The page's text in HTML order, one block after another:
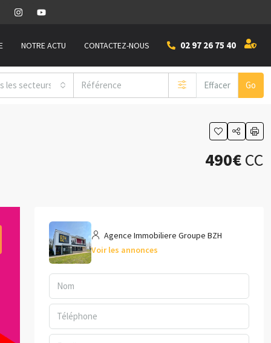
NOTRE ACTU CONTACTEZ-NOUS 02 97 26 75 40
les secteurs Effacer Go
490€CC
Agence Immobiliere Groupe BZH
Voir les annonces